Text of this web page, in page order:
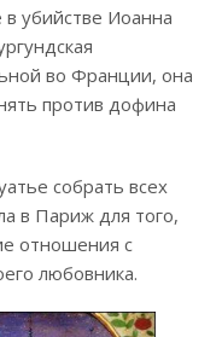
убийстве Иоанна
во Франции, она
против дофина
собрать всех
в Париж для того,
отношения с
любовника.